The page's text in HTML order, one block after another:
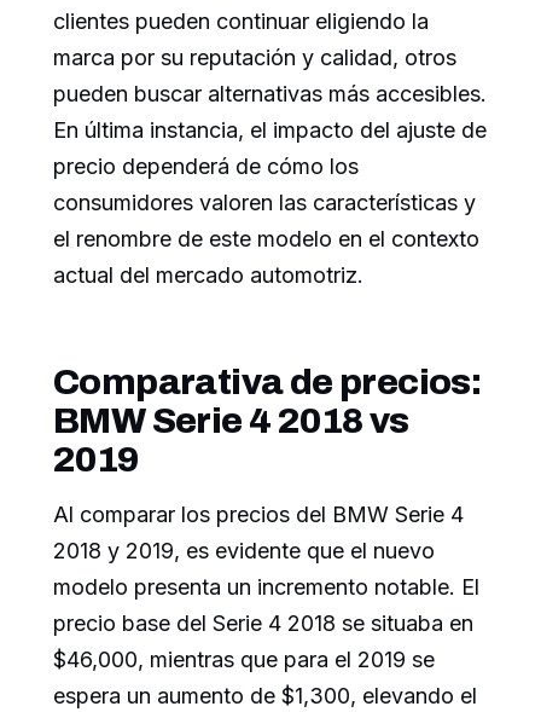
clientes pueden continuar eligiendo la
marca por su reputación y calidad, otros
pueden buscar alternativas más accesibles.
En última instancia, el impacto del ajuste de
precio dependerá de cómo los
consumidores valoren las características y
el renombre de este modelo en el contexto
actual del mercado automotriz.
Comparativa de precios:
BMW Serie 4 2018 vs
2019
Al comparar los precios del BMW Serie 4
2018 y 2019, es evidente que el nuevo
modelo presenta un incremento notable. El
precio base del Serie 4 2018 se situaba en
$46,000, mientras que para el 2019 se
espera un aumento de $1,300, elevando el